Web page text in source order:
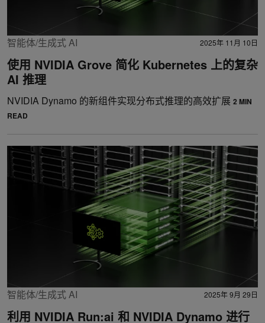
智能体/生成式 AI 2025年 11月 10日
使用 NVIDIA Grove 简化 Kubernetes 上的复杂
AI 推理
NVIDIA Dynamo 的新组件实现分布式推理的高效扩展 2 MIN
READ
智能体/生成式 AI 2025年 9月 29日
利用 NVIDIA Run:ai 和 NVIDIA Dynamo 进行